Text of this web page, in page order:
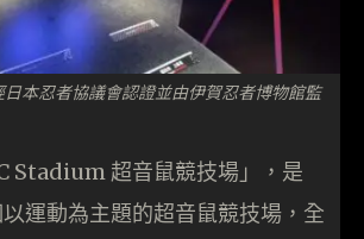
日本忍者協議會認證並由伊賀忍者博物館監
Stadium 超音鼠競技場」，是
運動為主題的超音鼠競技場，全